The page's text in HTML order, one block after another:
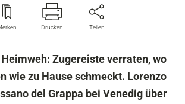
Drucken Teilen
Zugereiste verraten, wo
wie zu Hause schmeckt. Lorenzo
del Grappa bei Venedig über